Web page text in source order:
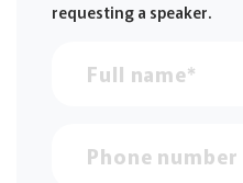
requesting a speaker.